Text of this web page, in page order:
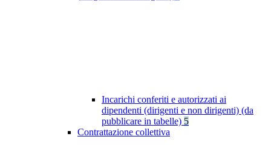
Incarichi conferiti e autorizzati ai
dipendenti (dirigenti e non dirigenti) (da
pubblicare in tabelle) 5
Contrattazione collettiva